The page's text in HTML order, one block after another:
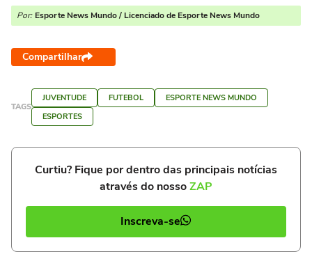
Por: Esporte News Mundo / Licenciado de Esporte News Mundo
Compartilhar
TAGS
JUVENTUDE FUTEBOL
ESPORTE NEWS MUNDO
ESPORTES
Curtiu? Fique por dentro das principais notícias
através do nossoZAP
Inscreva-se